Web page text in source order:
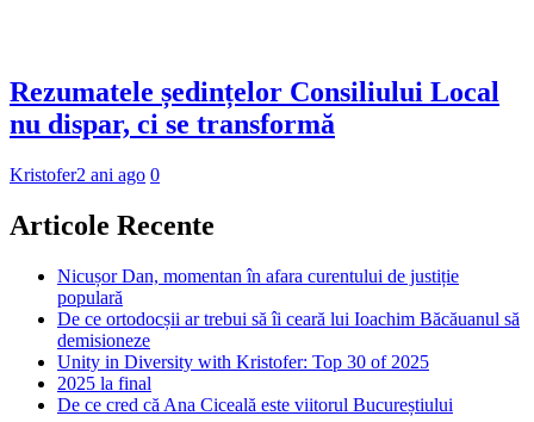
Rezumatele ședințelor Consiliului Local
nu dispar, ci se transformă
Kristofer2 ani ago 0
Articole Recente
Nicușor Dan, momentan în afara curentului de justiție
populară
De ce ortodocșii ar trebui să îi ceară lui Ioachim Băcăuanul să
demisioneze
Unity in Diversity with Kristofer: Top 30 of 2025
2025 la final
De ce cred că Ana Ciceală este viitorul Bucureștiului